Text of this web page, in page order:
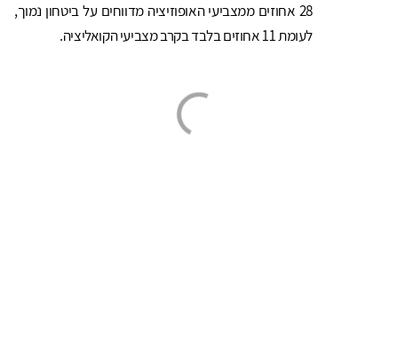
28 אחוזים ממצביעי האופוזיציה מדווחים על ביטחון נמוך,
לעומת 11 אחוזים בלבד בקרב מצביעי הקואליציה.